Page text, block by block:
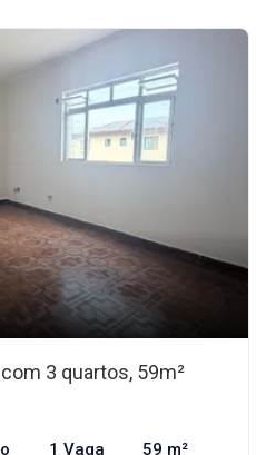
3 quartos, 59m²
1 Vaga 59 m²